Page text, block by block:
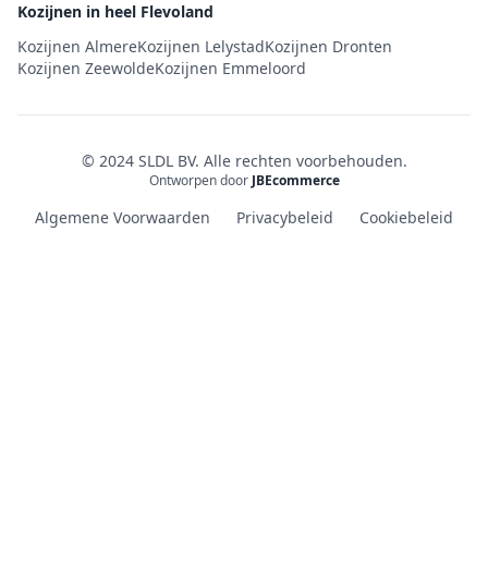
Kozijnen in heel Flevoland
Kozijnen AlmereKozijnen LelystadKozijnen Dronten
Kozijnen ZeewoldeKozijnen Emmeloord
© 2024 SLDL BV. Alle rechten voorbehouden.
Ontworpen door JBEcommerce
Algemene Voorwaarden Privacybeleid Cookiebeleid